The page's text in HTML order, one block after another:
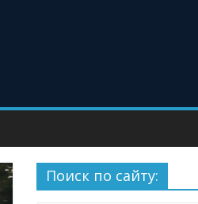
Поиск по сайту: